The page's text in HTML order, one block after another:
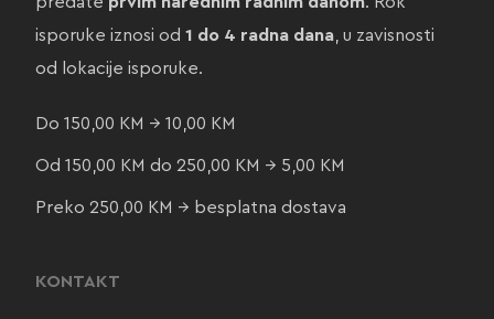
isporuke iznosi od 1 do 4 radna dana, u zavisnosti
od lokacije isporuke.
Do 150,00 KM → 10,00 KM
Od 150,00 KM do 250,00 KM → 5,00 KM
Preko 250,00 KM → besplatna dostava
KONTAKT